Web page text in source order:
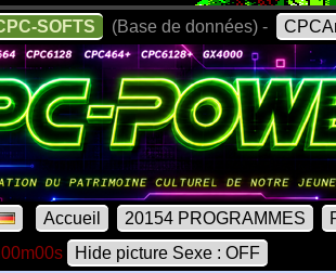
SOFTS (Base de données) -
Accueil 20154 PROGRAMMES
Hide picture Sexe : OFF